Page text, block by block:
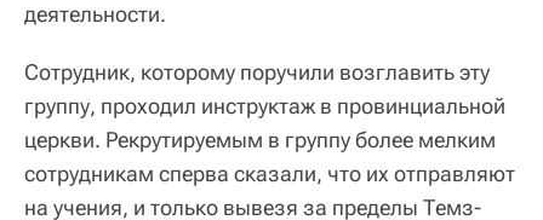
деятельности.
Сотрудник, которому поручили возглавить эту
группу, проходил инструктаж в провинциальной
церкви. Рекрутируемым в группу более мелким
сотрудникам сперва сказали, что их отправляют
на учения, и только вывезя за пределы Темз-